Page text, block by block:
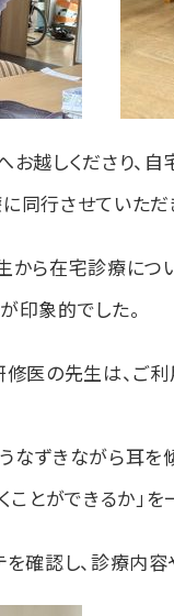
越しくださり、
行させていただ
ら在宅診療につ
が印象的でした。
医の先生は、ご
ずきながら耳を
ことができるか」
確認し、診療内